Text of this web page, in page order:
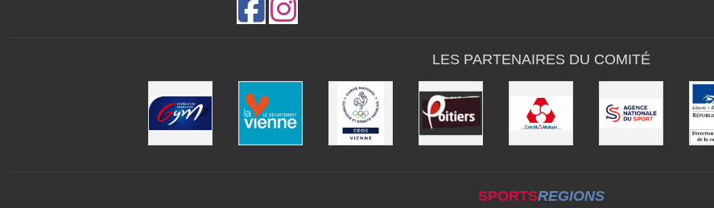
LES PARTENAIRES DU COMITÉ
SPORTSREGIONS